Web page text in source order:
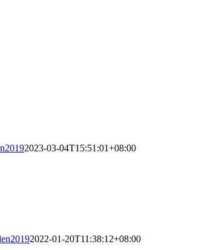
2023-03-04T15:51:01+08:00
2022-01-20T11:38:12+08:00